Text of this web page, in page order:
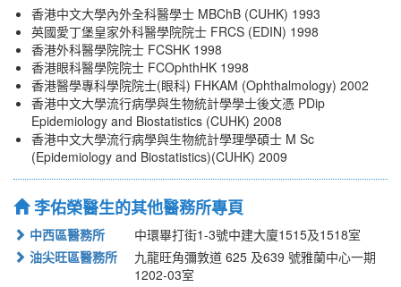
香港中文大學內外全科醫學士 MBChB (CUHK) 1993
英國愛丁堡皇家外科醫學院院士 FRCS (EDIN) 1998
香港外科醫學院院士 FCSHK 1998
香港眼科醫學院院士 FCOphthHK 1998
香港醫學專科學院院士(眼科) FHKAM (Ophthalmology) 2002
香港中文大學流行病學與生物統計學學士後文憑 PDip
Epidemiology and Biostatistics (CUHK) 2008
香港中文大學流行病學與生物統計學理學碩士 M Sc
(Epidemiology and Biostatistics)(CUHK) 2009
李佑榮醫生的其他醫務所專頁
中西區醫務所
中環畢打街1-3號中建大廈1515及1518室
油尖旺區醫務所
九龍旺角彌敦道 625 及639 號雅蘭中心一期
1202-03室